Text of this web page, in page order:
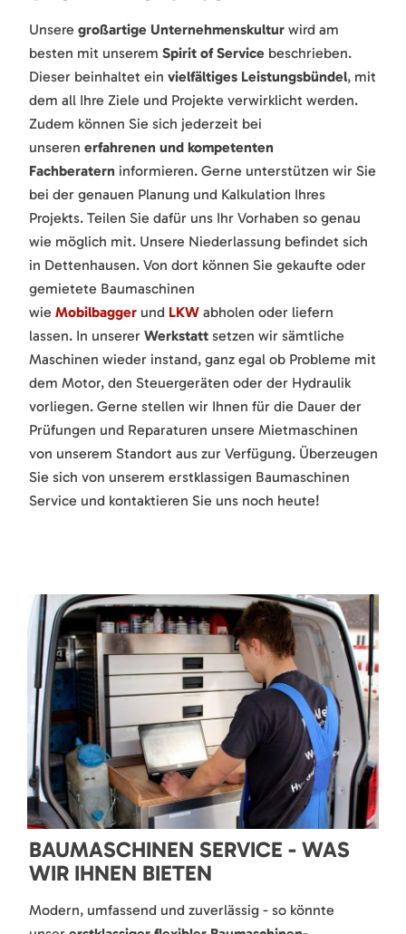
Unsere großartige Unternehmenskultur wird am
besten mit unserem Spirit of Service beschrieben.
Dieser beinhaltet ein vielfältiges Leistungsbündel, mit
dem all Ihre Ziele und Projekte verwirklicht werden.
Zudem können Sie sich jederzeit bei
unseren erfahrenen und kompetenten
Fachberatern informieren. Gerne unterstützen wir Sie
bei der genauen Planung und Kalkulation Ihres
Projekts. Teilen Sie dafür uns Ihr Vorhaben so genau
wie möglich mit. Unsere Niederlassung befindet sich
in Dettenhausen. Von dort können Sie gekaufte oder
gemietete Baumaschinen
wie Mobilbagger und LKW abholen oder liefern
lassen. In unserer Werkstatt setzen wir sämtliche
Maschinen wieder instand, ganz egal ob Probleme mit
dem Motor, den Steuergeräten oder der Hydraulik
vorliegen. Gerne stellen wir Ihnen für die Dauer der
Prüfungen und Reparaturen unsere Mietmaschinen
von unserem Standort aus zur Verfügung. Überzeugen
Sie sich von unserem erstklassigen Baumaschinen
Service und kontaktieren Sie uns noch heute!
BAUMASCHINEN SERVICE - WAS
WIR IHNEN BIETEN
Modern, umfassend und zuverlässig - so könnte